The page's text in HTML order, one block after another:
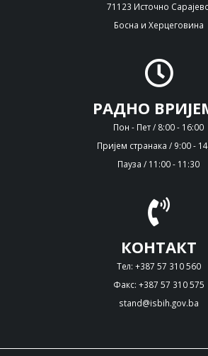
71123 Источно
Босна и Херцеговина
РАДНО
Пон - Пет / 8:00 - 16:00
Пријем странака / 9:00 -
Пауза / 11:00 - 11:30
КОНТАКТ
Тел: +387 57 310 560
Факс: +387 57 310 575
stand@isbih.gov.ba